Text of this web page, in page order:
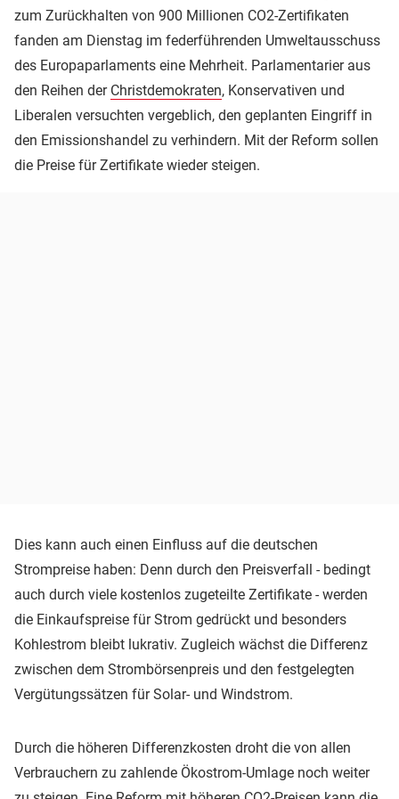
zum Zurückhalten von 900 Millionen CO2-Zertifikaten
fanden am Dienstag im federführenden Umweltausschuss
des Europaparlaments eine Mehrheit. Parlamentarier aus
den Reihen der Christdemokraten, Konservativen und
Liberalen versuchten vergeblich, den geplanten Eingriff in
den Emissionshandel zu verhindern. Mit der Reform sollen
die Preise für Zertifikate wieder steigen.
Dies kann auch einen Einfluss auf die deutschen
Strompreise haben: Denn durch den Preisverfall - bedingt
auch durch viele kostenlos zugeteilte Zertifikate - werden
die Einkaufspreise für Strom gedrückt und besonders
Kohlestrom bleibt lukrativ. Zugleich wächst die Differenz
zwischen dem Strombörsenpreis und den festgelegten
Vergütungssätzen für Solar- und Windstrom.
Durch die höheren Differenzkosten droht die von allen
Verbrauchern zu zahlende Ökostrom-Umlage noch weiter